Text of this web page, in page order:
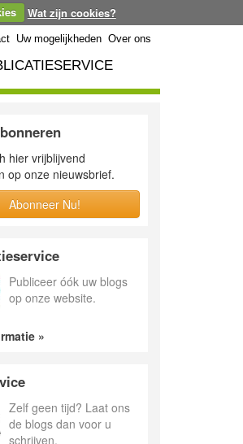
Wat zijn cookies?
Uw mogelijkheden Over ons
hier vrijblijvend
op onze nieuwsbrief.
Abonneer Nu!
Publiceer óók uw blogs
op onze website.
»
Zelf geen tijd? Laat ons
de blogs dan voor u
schrijven.